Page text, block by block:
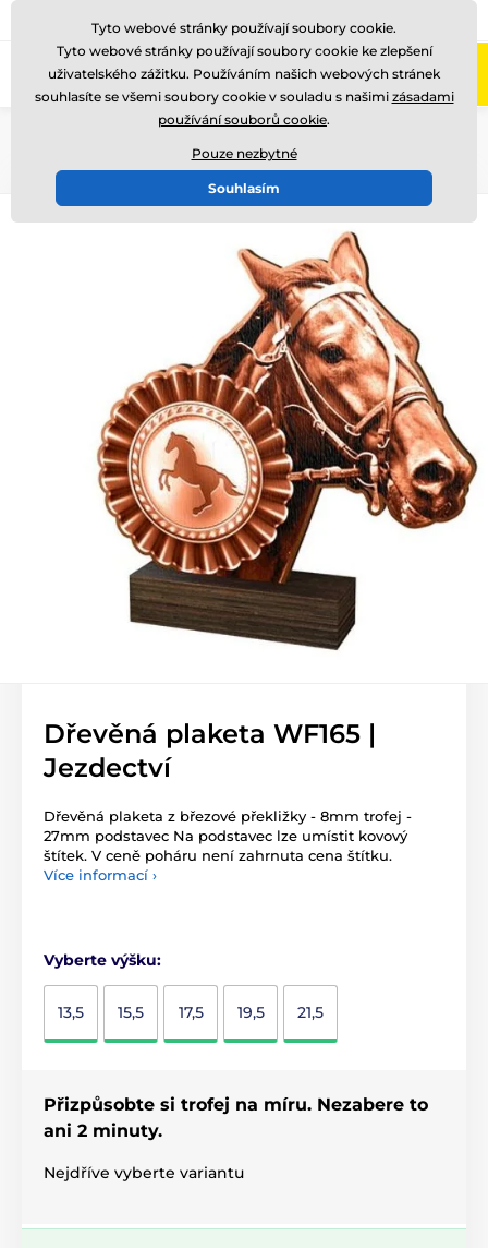
Zavolejte nám (Po-Pá 8-17)
Dřevěná plaketa WF165 |
Jezdectví
Dřevěná plaketa z březové překližky - 8mm trofej -
27mm podstavec Na podstavec lze umístit kovový
štítek. V ceně poháru není zahrnuta cena štítku.
Více informací ›
Vyberte výšku:
13,5 15,5 17,5 19,5 21,5
Přizpůsobte si trofej na míru. Nezabere to
ani 2 minuty.
Nejdříve vyberte variantu
Tyto webové stránky používají soubory cookie.
Tyto webové stránky používají soubory cookie ke zlepšení
uživatelského zážitku. Používáním našich webových stránek
souhlasíte se všemi soubory cookie v souladu s našimi zásadami
používání souborů cookie.
Pouze nezbytné
Souhlasím